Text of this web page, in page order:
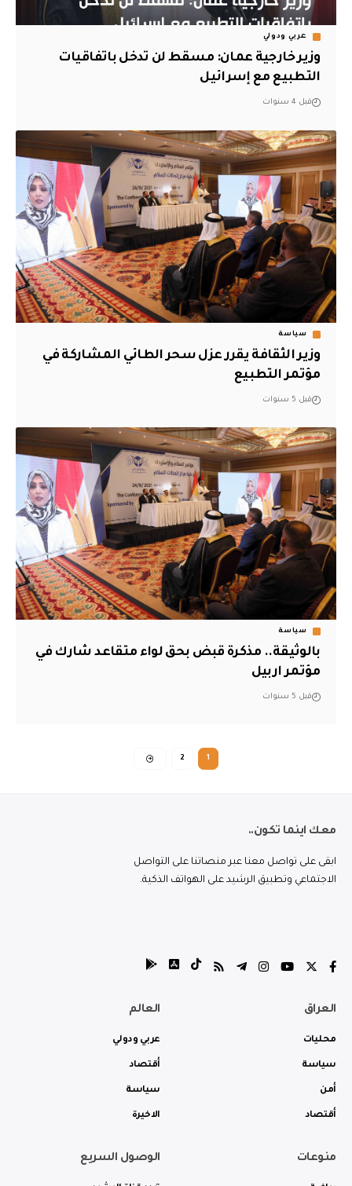
عربي ودولي
وزير خارجية عمان: مسقط لن تدخل باتفاقيات
التطبيع مع إسرائيل
قبل 4 سنوات
سياسة
وزير الثقافة يقرر عزل سحر الطائي المشاركة في
مؤتمر التطبيع
قبل 5 سنوات
سياسة
بالوثيقة.. مذكرة قبض بحق لواء متقاعد شارك في
مؤتمر اربيل
قبل 5 سنوات
1
2
معك اينما تكون..
ابقى على تواصل معنا عبر منصاتنا على التواصل
الاجتماعي وتطبيق الرشيد على الهواتف الذكية.
العراق
محليات
سياسة
أمن
أقتصاد
العالم
عربي ودولي
أقتصاد
سياسة
الاخيرة
منوعات الوصول السريع